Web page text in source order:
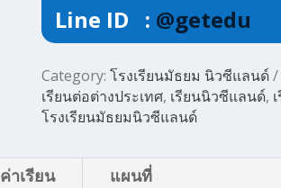
Line ID : @getedu
Category: โรงเรียนมัธยม นิวซีแลนด์
เรียนต่อต่างประเทศ, เรียนนิวซีแลนด์,
โรงเรียนมัธยมนิวซีแลนด์
ค่าเรียน แผนที่